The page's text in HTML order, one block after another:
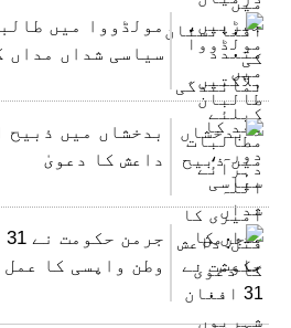
مولڈووا میں
سیاسی شداں مداں
بدخشاں میں ذبیح
داعش کا دعویٰ
وطن واپسی کا